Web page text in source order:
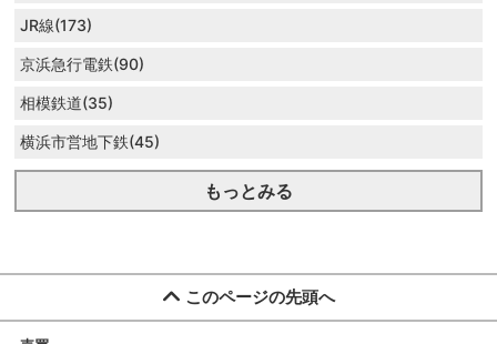
JR線(173)
京浜急行電鉄(90)
相模鉄道(35)
横浜市営地下鉄(45)
もっとみる
このページの先頭へ